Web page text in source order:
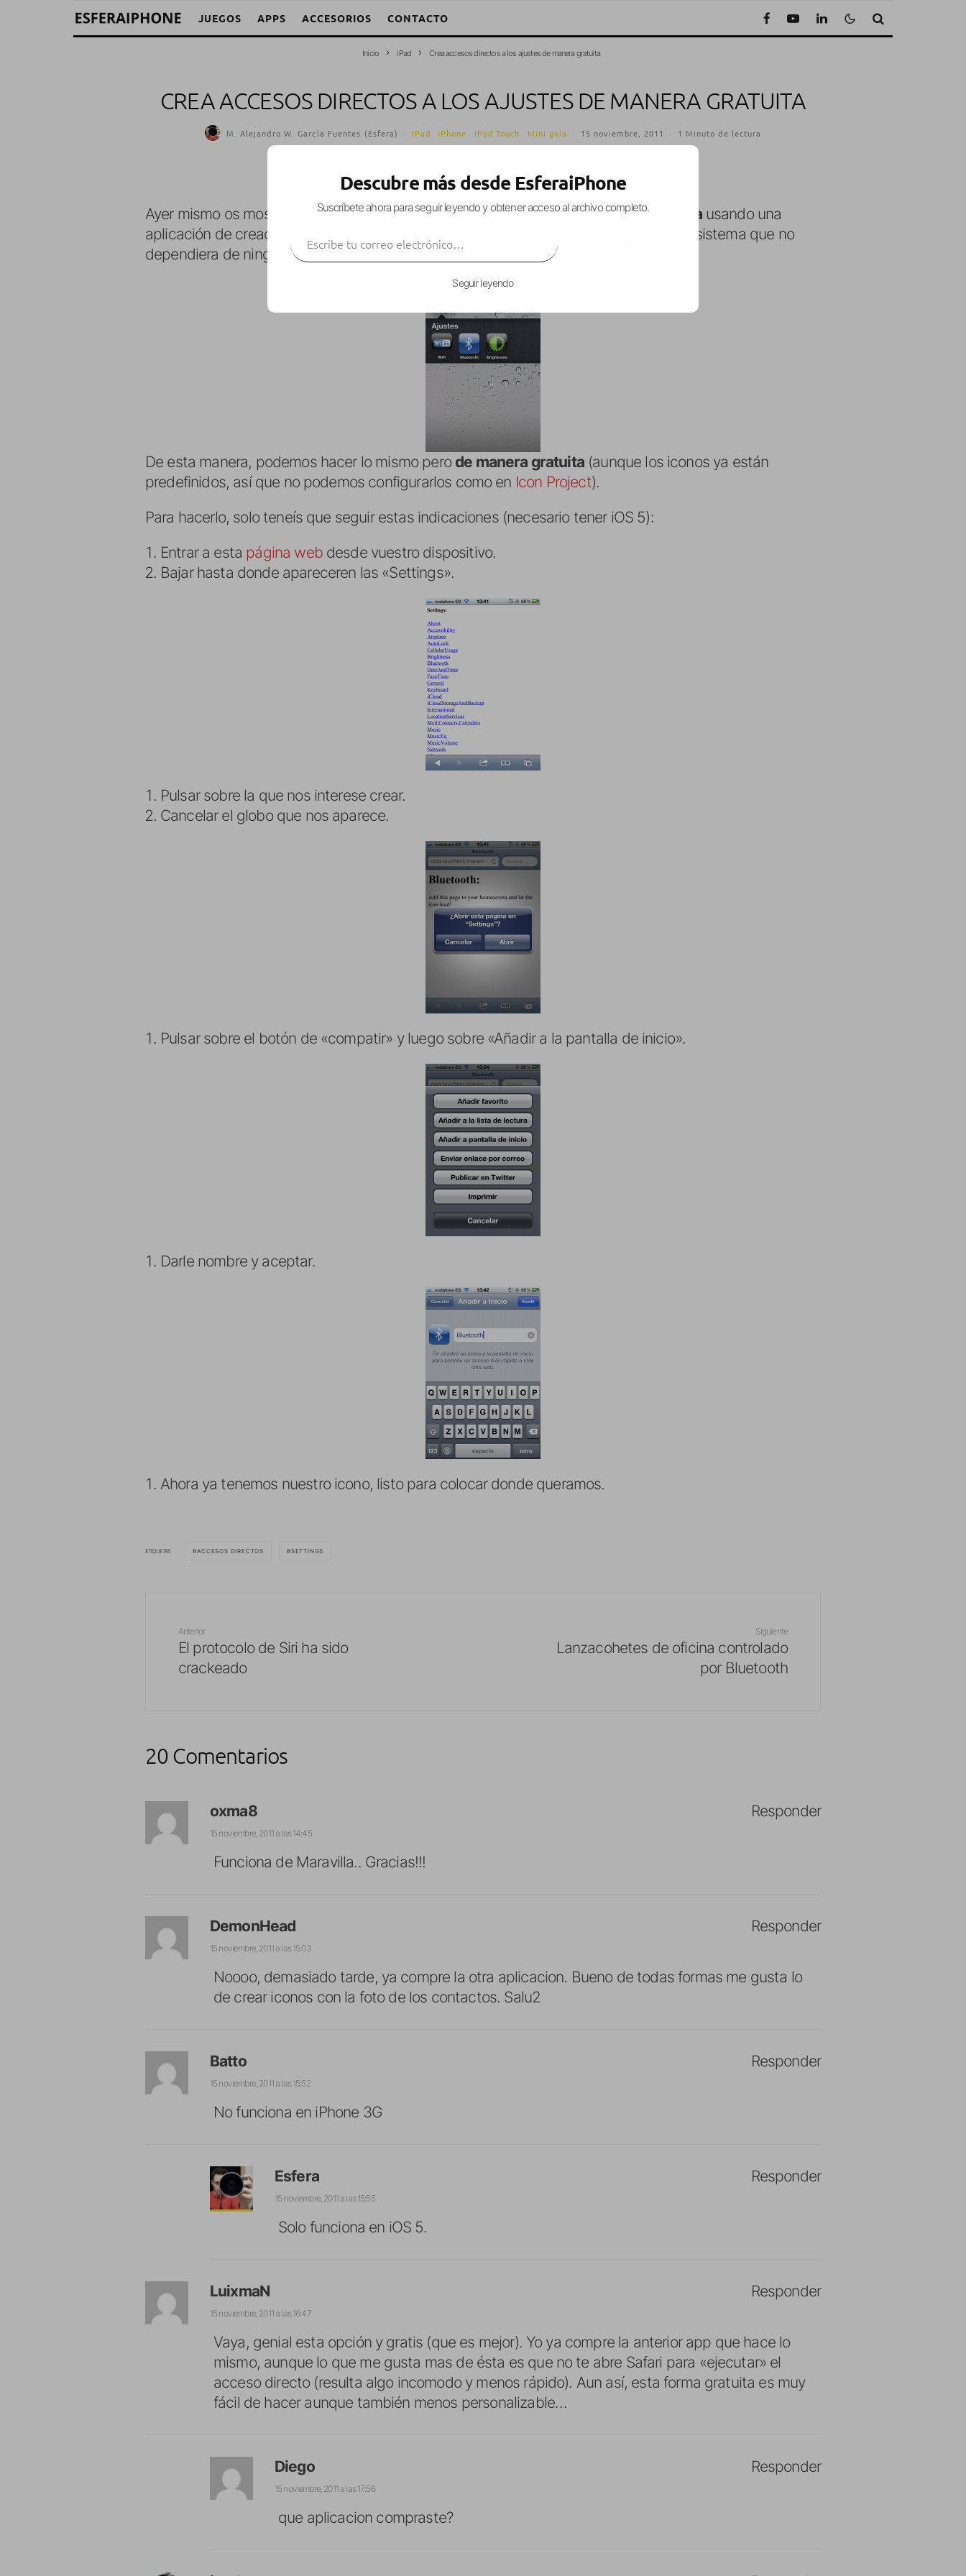
JUEGOS APPS ACCESORIOS CONTACTO
Inicio iPad Crea accesos directos a los ajustes de manera gratuita
CREA ACCESOS DIRECTOS A LOS AJUSTES DE MANERA GRATUITA
M. Alejandro W. García Fuentes (Esfera) · iPad iPhone iPod Touch Mini guía · 15 noviembre, 2011 · 1 Minuto de lectura
Ayer mismo os mostrábamos cómocrear accesos directosa los ajustes del sistemausando una
aplicación de creación de iconos, pero estaba claro que no iban a tardar en sacar un sistema que no
dependiera de ninguna aplicación.
De esta manera, podemos hacer lo mismo pero de manera gratuita(aunque los iconos ya están
predefinidos, así que no podemos configurarlos como en Icon Project).
Para hacerlo, solo teneís que seguir estas indicaciones (necesario tener iOS 5):
Entrar a esta página webdesde vuestro dispositivo.
Bajar hasta donde apareceren las «Settings».
Pulsar sobre la que nos interese crear.
Cancelar el globo que nos aparece.
Pulsar sobre el botón de «compatir» y luego sobre «Añadir a la pantalla de inicio».
Darle nombre y aceptar.
Ahora ya tenemos nuestro icono, listo para colocar donde queramos.
ETIQUETAS ACCESOS DIRECTOS SETTINGS
Anterior
El protocolo de Siri ha sido
crackeado
Siguiente
Lanzacohetes de oficina controlado
por Bluetooth
20 Comentarios
oxma8
15 noviembre, 2011 a las 14:45
Funciona de Maravilla.. Gracias!!!
Responder
DemonHead
15 noviembre, 2011 a las 15:03
Noooo, demasiado tarde, ya compre la otra aplicacion. Bueno de todas formas me gusta lo
de crear iconos con la foto de los contactos. Salu2
Responder
Batto
15 noviembre, 2011 a las 15:52
No funciona en iPhone 3G
Responder
Esfera
15 noviembre, 2011 a las 15:55
Solo funciona en iOS 5.
Responder
LuixmaN
15 noviembre, 2011 a las 16:47
Vaya, genial esta opción y gratis (que es mejor). Yo ya compre la anterior app que hace lo
mismo, aunque lo que me gusta mas de ésta es que no te abre Safari para «ejecutar» el
acceso directo (resulta algo incomodo y menos rápido). Aun así, esta forma gratuita es muy
fácil de hacer aunque también menos personalizable…
Responder
Diego
15 noviembre, 2011 a las 17:56
que aplicacion compraste?
Responder
Descubre más desde EsferaiPhone
Suscríbete ahora para seguir leyendo y obtener acceso al archivo completo.
Seguir leyendo